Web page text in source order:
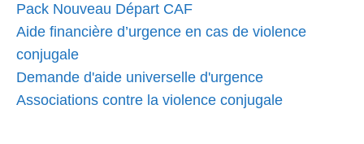
Pack Nouveau Départ CAF
Aide financière d’urgence en cas de violence
conjugale
Demande d'aide universelle d'urgence
Associations contre la violence conjugale